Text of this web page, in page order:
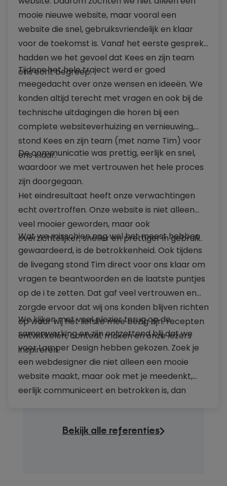
mooie nieuwe website, maar vooral een
website die snel, gebruiksvriendelijk en klaar
voor de toekomst is. Vanaf het eerste gesprek
hadden we het gevoel dat Kees en zijn team
ons echt begreep.
Tijdens het hele traject werd er goed
meegedacht over onze wensen en ideeën. We
konden altijd terecht met vragen en ook bij de
technische uitdagingen die horen bij een
complete websiteverhuizing en vernieuwing,
stond Kees en zijn team (met name Tim) voor
ons klaar.
De communicatie was prettig, eerlijk en snel,
waardoor we met vertrouwen het hele proces
zijn doorgegaan.
Het eindresultaat heeft onze verwachtingen
echt overtroffen. Onze website is niet alleen
veel mooier geworden, maar ook
overzichtelijker, sneller en prettiger in gebruik.
Wat we misschien nog wel het meest hebben
gewaardeerd, is de betrokkenheid. Ook tijdens
de livegang stond Tim direct voor ons klaar om
vragen te beantwoorden en de laatste puntjes
op de i te zetten. Dat gaf veel vertrouwen en
zorgde ervoor dat wij ons konden blijven richten
op waar wij het liefste mee bezig zijn: recepten
ontwikkelen, content maken en onze lezers
inspireren.
We kijken met veel plezier terug op de
samenwerking en zijn ontzettend blij dat we
voor Lamper Design hebben gekozen. Zoek je
een webdesigner die niet alleen een mooie
website maakt, maar ook met je meedenkt,
eerlijk communiceert en betrokken is, dan
Bekijk alle referenties